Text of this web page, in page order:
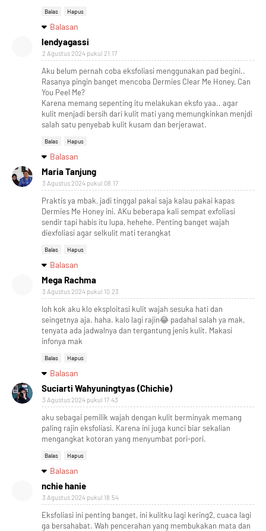
Balas Hapus
Balasan
lendyagassi
2 Agustus 2024 pukul 21.17
Aku belum pernah coba eksfoliasi menggunakan pad begini..
Rasanya pingin banget mencoba Dermies Clear Me Honey, Can
You Peel Me?
Karena memang sepenting itu melakukan eksfo yaa.. agar
kulit menjadi bersih dari kulit mati yang memungkinkan menjdi
salah satu penyebab kulit kusam dan berjerawat.
Balas Hapus
Balasan
Maria Tanjung
3 Agustus 2024 pukul 08.17
Praktis ya mbak, jadi tinggal pakai saja kalau pakai kapas
Dermies Me Honey ini. AKu beberapa kali sempat exfoliasi
sendir tapi habis itu lupa, hehehe. Penting banget wajah
diexfoliasi agar selkulit mati terangkat
Balas Hapus
Balasan
Mega Rachma
3 Agustus 2024 pukul 10.23
loh kok aku klo eksploitasi kulit wajah sesuka hati dan
seingetnya aja. haha. kalo lagi rajin😂 padahal salah ya mak,
tenyata ada jadwalnya dan tergantung jenis kulit. Makasi
infonya mak
Balas Hapus
Balasan
Suciarti Wahyuningtyas (Chichie)
3 Agustus 2024 pukul 17.43
aku sebagai pemilik wajah dengan kulit berminyak memang
paling rajin eksfoliasi. Karena ini juga kunci biar sekalian
mengangkat kotoran yang menyumbat pori-pori.
Balas Hapus
Balasan
nchie hanie
3 Agustus 2024 pukul 18.54
Eksfoliasi ini penting banget, ini kulitku lagi kering2, cuaca lagi
ga bersahabat. Wah pencerahan yang membukakan mata dan